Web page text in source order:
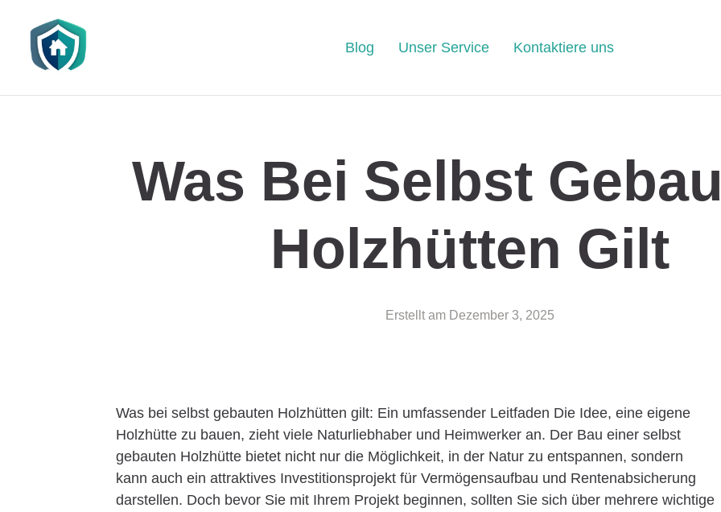
Blog Unser Service Kontaktiere uns
Was Bei Selbst
Holzhütten Gilt
Erstellt am Dezember 3, 2025
Was bei selbst gebauten Holzhütten gilt: Ein umfassender Leitfaden Die Idee, eine eigene
Holzhütte zu bauen, zieht viele Naturliebhaber und Heimwerker an. Der Bau einer selbst
gebauten Holzhütte bietet nicht nur die Möglichkeit, in der Natur zu entspannen, sondern
kann auch ein attraktives Investitionsprojekt für Vermögensaufbau und Rentenabsicherung
darstellen. Doch bevor Sie mit Ihrem Projekt beginnen, sollten Sie sich über mehrere wichtige